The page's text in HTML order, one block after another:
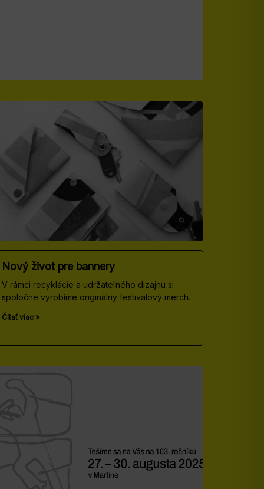
Nový život pre bannery
V rámci recyklácie a udržateľného dizajnu si
spoločne vyrobíme originálny festivalový merch.
Čítať viac »